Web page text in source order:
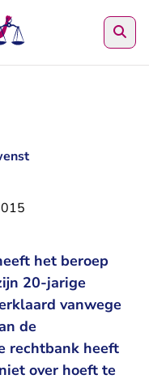
het beroep
20-jarige
vanwege
de
rechtbank heeft
over hoeft te